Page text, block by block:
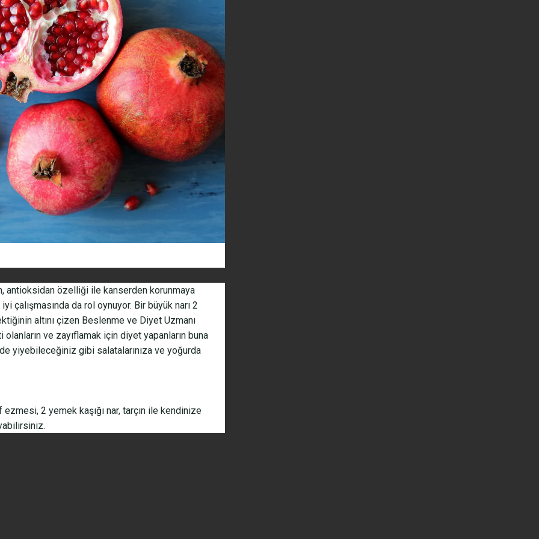
antioksidan özelliği ile kanserden korunmaya
çalışmasında da rol oynuyor. Bir büyük narı 2
altını çizen Beslenme ve Diyet Uzmanı
ve zayıflamak için diyet yapanların buna
yiyebileceğiniz gibi salatalarınıza ve yoğurda
2 yemek kaşığı nar, tarçın ile kendinize